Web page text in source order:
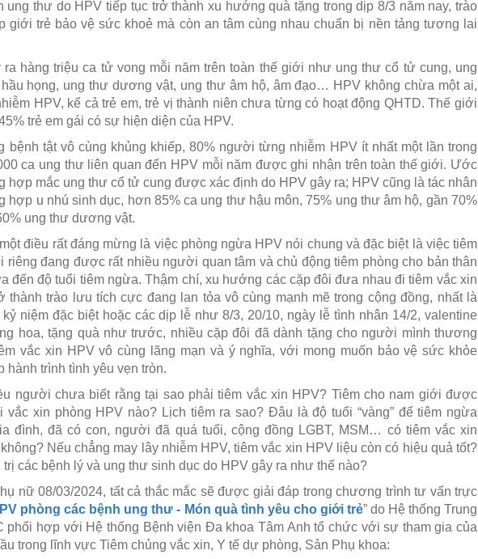
ung thư do HPV tiếp tục trở thành xu hướng quà tặng trong dịp 8/3 năm nay, trào
giới trẻ bảo vệ sức khoẻ mà còn an tâm cùng nhau chuẩn bị nền tảng tương lai
ra hàng triệu ca tử vong mỗi năm trên toàn thế giới như ung thư cổ tử cung, ung
họng, ung thư dương vật, ung thư âm hộ, âm đạo… HPV không chừa một ai,
HPV, kể cả trẻ em, trẻ vị thành niên chưa từng có hoạt động QHTD. Thế giới
trẻ em gái có sự hiện diện của HPV.
bệnh tật vô cùng khủng khiếp, 80% người từng nhiễm HPV ít nhất một lần trong
ca ung thư liên quan đến HPV mỗi năm được ghi nhận trên toàn thế giới. Ước
hợp mắc ung thư cổ tử cung được xác định do HPV gây ra; HPV cũng là tác nhân
hợp u nhú sinh dục, hơn 85% ca ung thư hậu môn, 75% ung thư âm hộ, gần 70%
ung thư dương vật.
điều rất đáng mừng là việc phòng ngừa HPV nói chung và đặc biệt là việc tiêm
riêng đang được rất nhiều người quan tâm và chủ động tiêm phòng cho bản thân
đến độ tuổi tiêm ngừa. Thậm chí, xu hướng các cặp đôi đưa nhau đi tiêm vắc xin
thành trào lưu tích cực đang lan tỏa vô cùng mạnh mẽ trong cộng đồng, nhất là
niệm đặc biệt hoặc các dịp lễ như 8/3, 20/10, ngày lễ tình nhân 14/2, valentine
hoa, tặng quà như trước, nhiều cặp đôi đã dành tặng cho người mình thương
vắc xin HPV vô cùng lãng mạn và ý nghĩa, với mong muốn bảo vệ sức khỏe
trình tình yêu vẹn tròn.
người chưa biết rằng tại sao phải tiêm vắc xin HPV? Tiêm cho nam giới được
vắc xin phòng HPV nào? Lịch tiêm ra sao? Đâu là độ tuổi “vàng” để tiêm ngừa
đình, đã có con, người đã quá tuổi, cộng đồng LGBT, MSM… có tiêm vắc xin
Nếu chẳng may lây nhiễm HPV, tiêm vắc xin HPV liệu còn có hiệu quả tốt?
các bệnh lý và ung thư sinh dục do HPV gây ra như thế nào?
nữ 08/03/2024, tất cả thắc mắc sẽ được giải đáp trong chương trình tư vấn trực
phòng các bệnh ung thư - Món quà tình yêu cho giới trẻ” do Hệ thống Trung
phối hợp với Hệ thống Bệnh viện Đa khoa Tâm Anh tổ chức với sự tham gia của
trong lĩnh vực Tiêm chủng vắc xin, Y tế dự phòng, Sản Phụ khoa: